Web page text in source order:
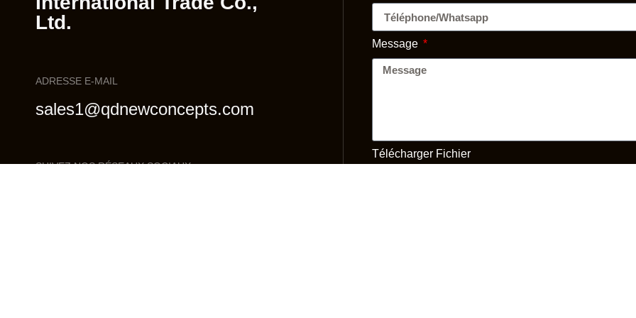
Ltd.
ADRESSE E-MAIL
sales1@qdnewconcepts.com
SUIVEZ NOS RÉSEAUX SOCIAUX
Message
Télécharger Fichier